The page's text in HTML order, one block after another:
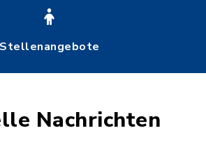
Stellenangebote
Nachrichten